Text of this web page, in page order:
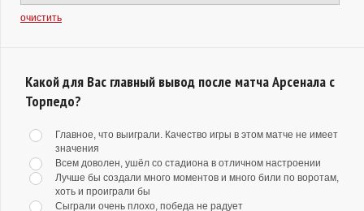
очистить
Какой для Вас главный вывод после матча Арсенала с
Торпедо?
Главное, что выиграли. Качество игры в этом матче не имеет
значения
Всем доволен, ушёл со стадиона в отличном настроении
Лучше бы создали много моментов и много били по воротам,
хоть и проиграли бы
Сыграли очень плохо, победа не радует